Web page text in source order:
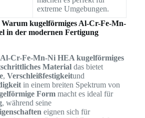
extreme Umgebungen.
Warum kugelförmiges Al-Cr-Fe-Mn-
in der modernen Fertigung
Al-Cr-Fe-Mn-Ni HEA kugelförmiges
Materialdas bietet
, Verschleißfestigkeitund
in einem breiten Spektrum von
Formmacht es ideal für
, während seine
eignen sich für